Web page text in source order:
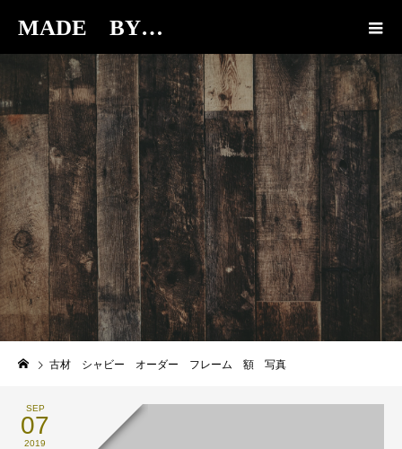
MADE BY…
BLOG
古材 シャビー オーダー フレーム 額 写真
SEP
07
2019